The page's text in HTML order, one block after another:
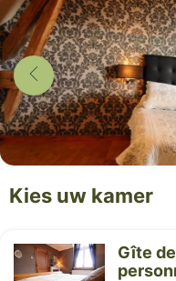
Kies uw kamer
Gîte